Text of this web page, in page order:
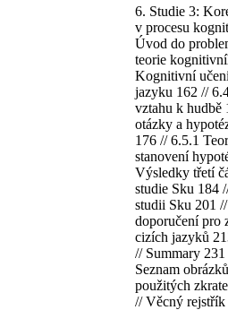
6. Studie 3:
v procesu
Úvod do
teorie
Kognitivní
jazyku 162 //
vztahu k hudbě
otázky a
176 // 6.5.1
stanovení
Výsledky třetí
studie Sku 184
studii Sku 201
doporučení pro
cizích jazyků
// Summary
Seznam
použitých
// Věcný rejstřík